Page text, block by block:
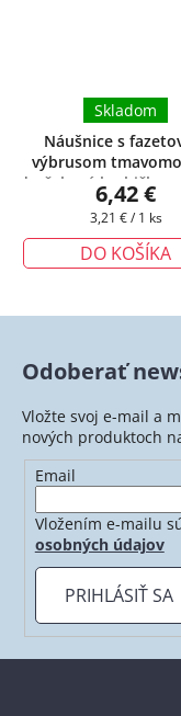
Náušnice s
výbrusom
darčeková krabička
Skladom
6,42 €
Jednotková
3,21 € / 1 ks
DO KOŠÍKA
Odoberať
Vložte svoj e-mail a
nových produktoch
Email
Vložením e-mailu
osobných údajov
PRIHLÁSIŤ SA
Z